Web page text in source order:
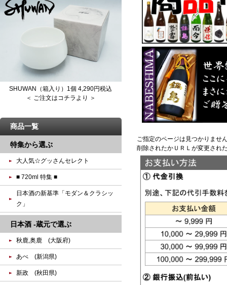
ご指定のページは見つかりませ
削除されたかＵＲＬが変更され
SHUWAN（箱入り）1個 4,290円税込
＜ ご注文はコチラより ＞
商品一覧
特集から選ぶ
大人気☆グッさんセレクト
■ 720ml 特集 ■
日本酒の新基準「モダン＆クラシッ
ク」
日本酒 -蔵元で選ぶ
秋鹿,奥鹿 (大阪府)
あべ (新潟県)
新政 (秋田県)